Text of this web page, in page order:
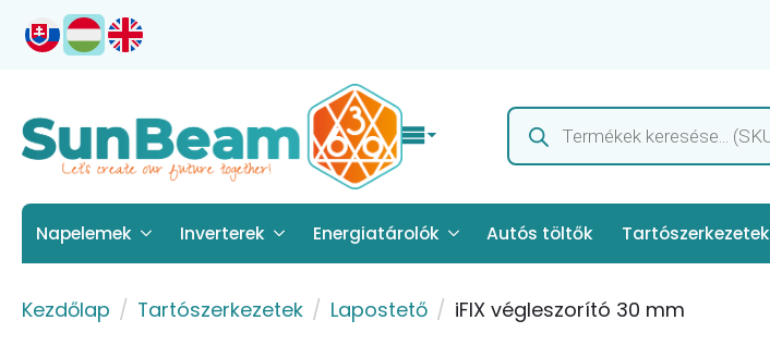
Products
search
Napelemek Inverterek Energiatárolók Autós töltők Tartószerkezetek
Kezdőlap Tartószerkezetek Lapostető iFIX végleszorító 30 mm